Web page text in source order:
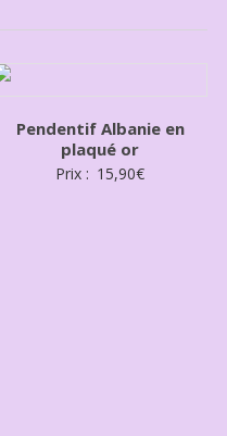
Pendentif Albanie en
plaqué or
Prix : 15,90€